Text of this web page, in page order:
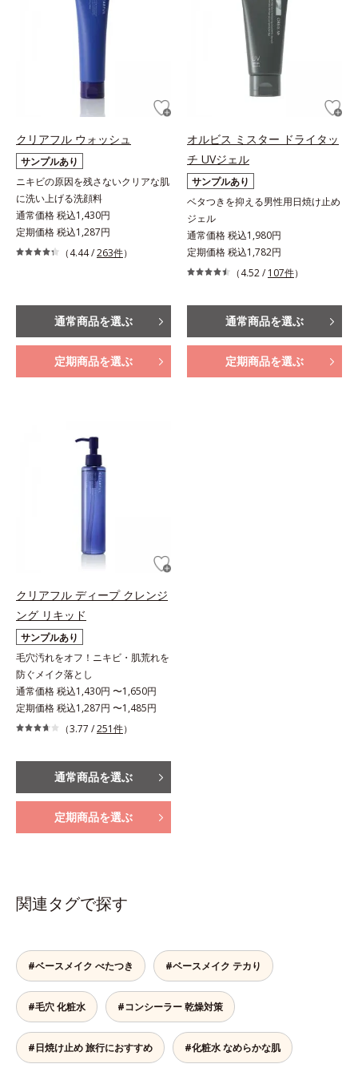
クリアフル ウォッシュ
サンプルあり
ニキビの原因を残さないクリアな肌
に洗い上げる洗顔料
通常価格 税込1,430円
定期価格 税込1,287円
（4.44 /263件）
通常商品を選ぶ
定期商品を選ぶ
オルビス ミスター ドライタッ
チ UVジェル
サンプルあり
ベタつきを抑える男性用日焼け止め
ジェル
通常価格 税込1,980円
定期価格 税込1,782円
（4.52 / 107件）
通常商品を選ぶ
定期商品を選ぶ
クリアフル ディープ クレンジ
ング リキッド
サンプルあり
毛穴汚れをオフ！ニキビ・肌荒れを
防ぐメイク落とし
通常価格 税込1,430円 〜1,650円
定期価格 税込1,287円 〜1,485円
（3.77 /251件）
通常商品を選ぶ
定期商品を選ぶ
関連タグで探す
#ベースメイク べたつき #ベースメイク テカり
#毛穴 化粧水 #コンシーラー 乾燥対策
#日焼け止め 旅行におすすめ #化粧水 なめらかな肌